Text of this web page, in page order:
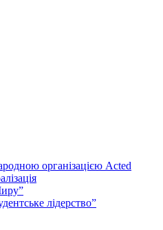
організацією Acted
лідерство”